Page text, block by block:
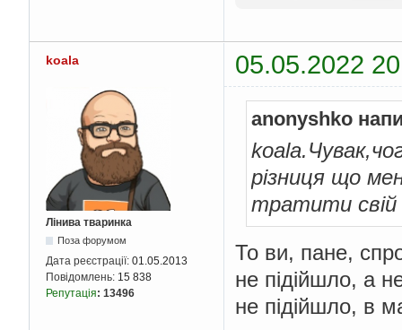
koala 05.05.2022
Лінива тваринка
Поза форумом
Дата реєстрації: 01.05.2013
Повідомлень: 15 838
Репутація: 13496
anonyshko
різниця що
тратити свій
То ви, пане,
не підійшло, а
не підійшло, в